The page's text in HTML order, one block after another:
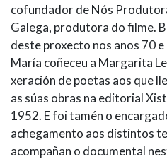
cofundador de Nós
Galega, produtora do filme.
deste proxecto nos anos 70
María coñeceu a Margarita
xeración de poetas aos que
as súas obras na editorial
1952. E foi tamén o
achegamento aos distintos
acompañan o documental